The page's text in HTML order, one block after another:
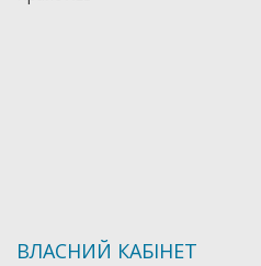
ВЛАСНИЙ КАБІНЕТ